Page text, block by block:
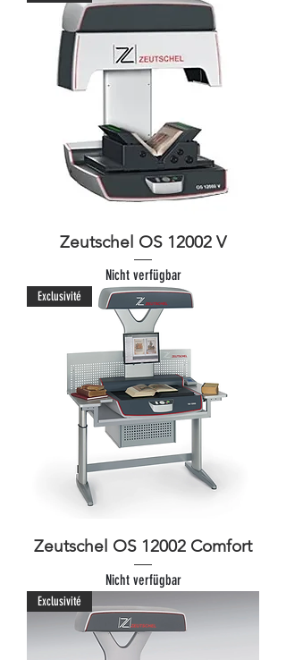
Zeutschel OS 12002 V
Nicht verfügbar
Exclusivité
Zeutschel OS 12002 Comfort
Nicht verfügbar
Exclusivité